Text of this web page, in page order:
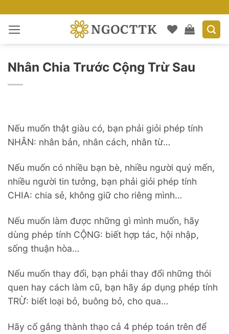
nội
dung
Nhân Chia Trước Cộng Trừ Sau
Nếu muốn thật giàu có, bạn phải giỏi phép tính
NHÂN: nhân bản, nhân cách, nhân từ…
Nếu muốn có nhiều bạn bè, nhiều người quý mến,
nhiều người tin tưởng, bạn phải giỏi phép tính
CHIA: chia sẻ, không giữ cho riêng mình…
Nếu muốn làm được những gì mình muốn, hãy
dùng phép tính CỘNG: biết hợp tác, hội nhập,
sống thuận hòa…
Nếu muốn thay đổi, bạn phải thay đổi những thói
quen hay cách làm cũ, bạn hãy áp dụng phép tính
TRỪ: biết loại bỏ, buông bỏ, cho qua…
Hãy cố gắng thành thạo cả 4 phép toán trên để